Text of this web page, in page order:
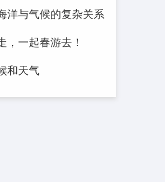
与气候的复杂关系
一起春游去！
和天气